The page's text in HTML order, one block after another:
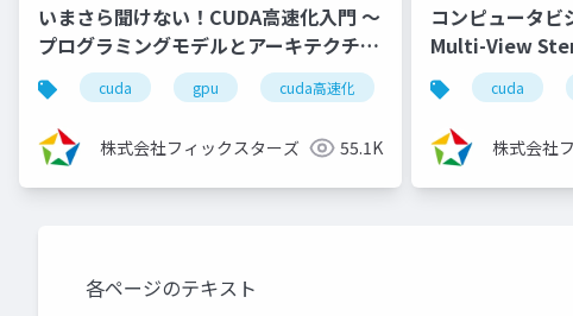
いまさら聞けない！CUDA高速化入門 ～
プログラミングモデルとアーキテクチャ
の解説、高速化の実践～
（2021/10/29）
cuda gpu cuda高速化 高速化シリーズ
株式会社フィックスターズ 55.1K
コンピュータ
Multi-View
（2024/8/7)
cuda
株式会社
各ページのテキスト